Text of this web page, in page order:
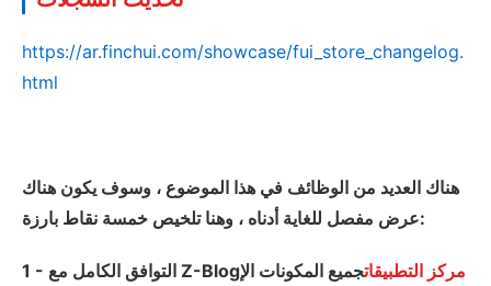
https://ar.finchui.com/showcase/fui_store_changelog.
html
هناك العديد من الوظائف في هذا الموضوع ، وسوف يكون هناك
عرض مفصل للغاية أدناه ، وهنا تلخيص خمسة نقاط بارزة:
1 - التوافق الكامل مع Z-Blog مركز التطبيقاتجميع المكونات الإ